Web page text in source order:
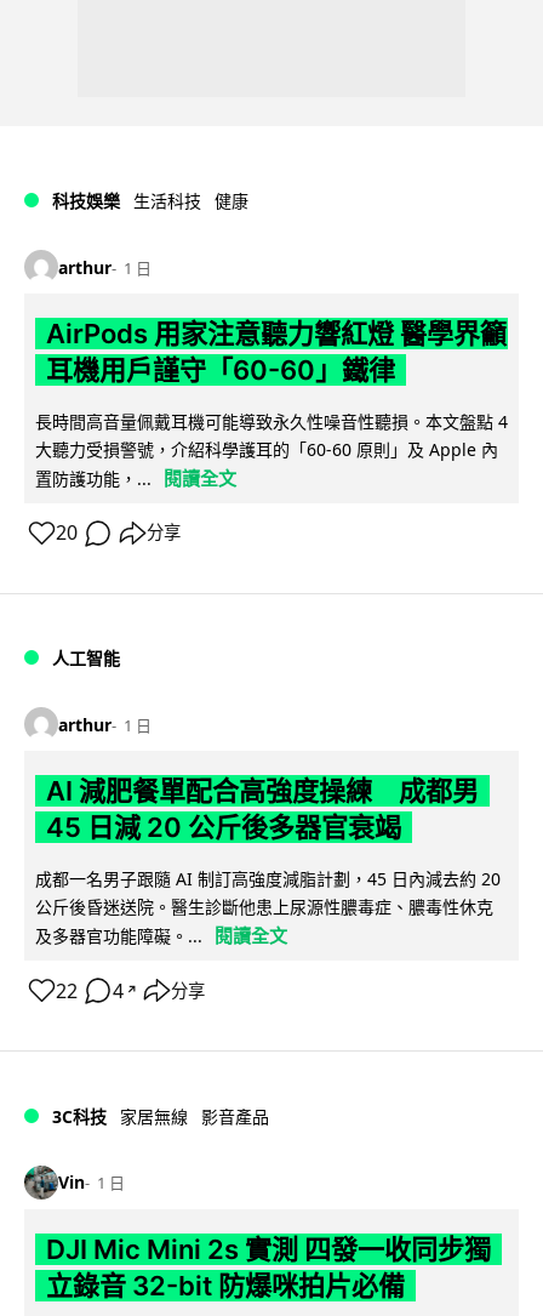
科技娛樂 生活科技 健康
arthur 1 日
AirPods 用家注意聽力響紅燈 醫學界籲
耳機用戶謹守「60-60」鐵律
長時間高音量佩戴耳機可能導致永久性噪音性聽損。本文盤點 4
大聽力受損警號，介紹科學護耳的「60-60 原則」及 Apple 內
置防護功能，...
閱讀全文
20 分享
人工智能
arthur 1 日
AI 減肥餐單配合高強度操練 成都男
45 日減 20 公斤後多器官衰竭
成都一名男子跟隨 AI 制訂高強度減脂計劃，45 日內減去約 20
公斤後昏迷送院。醫生診斷他患上尿源性膿毒症、膿毒性休克
及多器官功能障礙。...
閱讀全文
22 4 ↗ 分享
3C科技 家居無線 影音產品
Vin 1 日
DJI Mic Mini 2s 實測 四發一收同步獨
立錄音 32-bit 防爆咪拍片必備